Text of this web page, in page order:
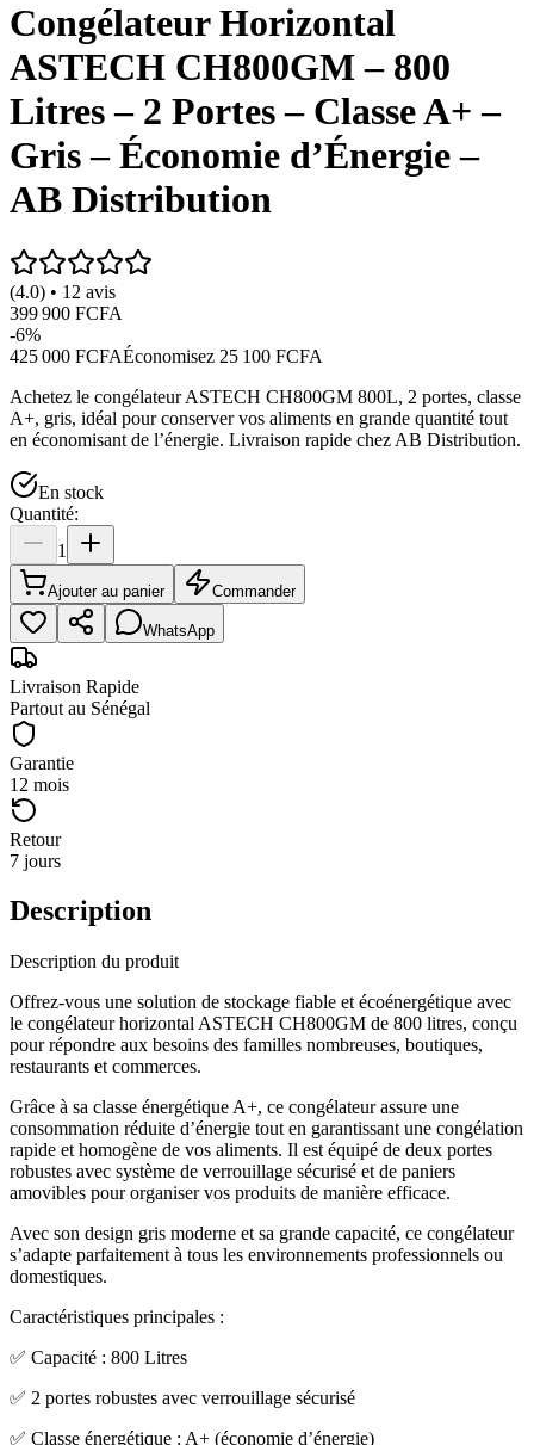
Congélateur Horizontal
ASTECH CH800GM – 800
Litres – 2 Portes – Classe A+ –
Gris – Économie d’Énergie –
AB Distribution
(4.0) • 12 avis
399 900 FCFA
-6%
425 000 FCFAÉconomisez 25 100 FCFA
Achetez le congélateur ASTECH CH800GM 800L, 2 portes, classe
A+, gris, idéal pour conserver vos aliments en grande quantité tout
en économisant de l’énergie. Livraison rapide chez AB Distribution.
En stock
Quantité:
1
Ajouter au panier Commander
WhatsApp
Livraison Rapide
Partout au Sénégal
Garantie
12 mois
Retour
7 jours
Description
Description du produit
Offrez-vous une solution de stockage fiable et écoénergétique avec
le congélateur horizontal ASTECH CH800GM de 800 litres, conçu
pour répondre aux besoins des familles nombreuses, boutiques,
restaurants et commerces.
Grâce à sa classe énergétique A+, ce congélateur assure une
consommation réduite d’énergie tout en garantissant une congélation
rapide et homogène de vos aliments. Il est équipé de deux portes
robustes avec système de verrouillage sécurisé et de paniers
amovibles pour organiser vos produits de manière efficace.
Avec son design gris moderne et sa grande capacité, ce congélateur
s’adapte parfaitement à tous les environnements professionnels ou
domestiques.
Caractéristiques principales :
✅ Capacité : 800 Litres
✅ 2 portes robustes avec verrouillage sécurisé
✅ Classe énergétique : A+ (économie d’énergie)